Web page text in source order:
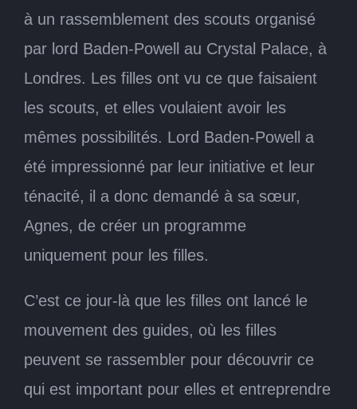
à un rassemblement des scouts organisé
par lord Baden-Powell au Crystal Palace, à
Londres. Les filles ont vu ce que faisaient
les scouts, et elles voulaient avoir les
mêmes possibilités. Lord Baden-Powell a
été impressionné par leur initiative et leur
ténacité, il a donc demandé à sa sœur,
Agnes, de créer un programme
uniquement pour les filles.
C’est ce jour-là que les filles ont lancé le
mouvement des guides, où les filles
peuvent se rassembler pour découvrir ce
qui est important pour elles et entreprendre